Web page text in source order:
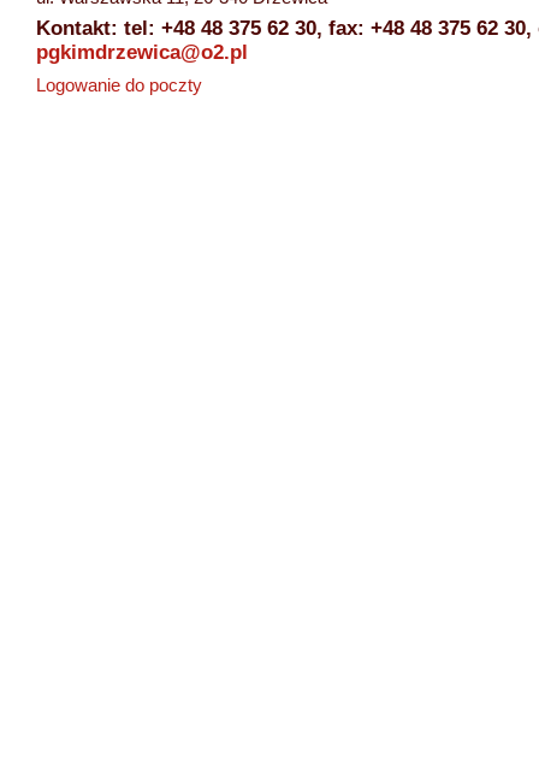
Kontakt: tel: +48 48 375 62 30, fax: +48 48 375 62 30,
pgkimdrzewica@o2.pl
Logowanie do poczty